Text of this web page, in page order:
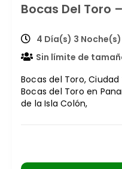
Bocas Del Toro
4 Día(s) 3 Noche(s)
Sin límite de
Bocas del Toro,
Bocas del Toro en
de la Isla Colón,